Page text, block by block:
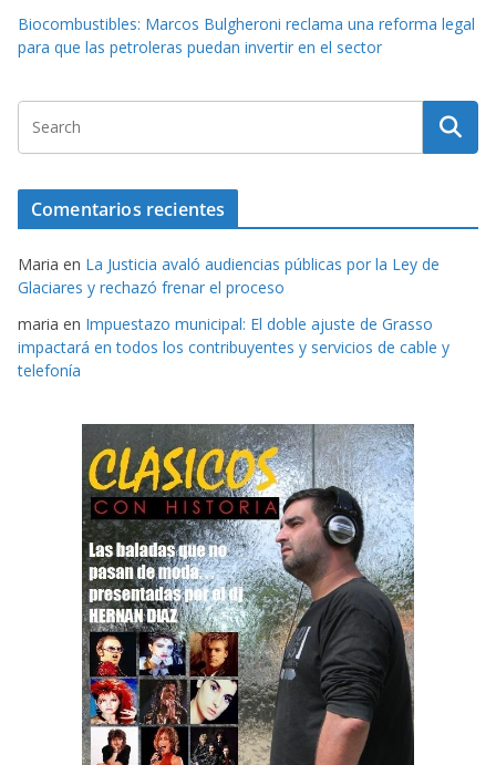
Biocombustibles: Marcos Bulgheroni reclama una reforma legal
para que las petroleras puedan invertir en el sector
Comentarios recientes
Maria en La Justicia avaló audiencias públicas por la Ley de
Glaciares y rechazó frenar el proceso
maria en Impuestazo municipal: El doble ajuste de Grasso
impactará en todos los contribuyentes y servicios de cable y
telefonía